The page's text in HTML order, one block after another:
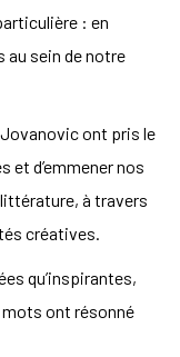
: en
au sein de notre
ont pris le
et d’emmener nos
littérature, à travers
créatives.
qu’inspirantes,
ont résonné